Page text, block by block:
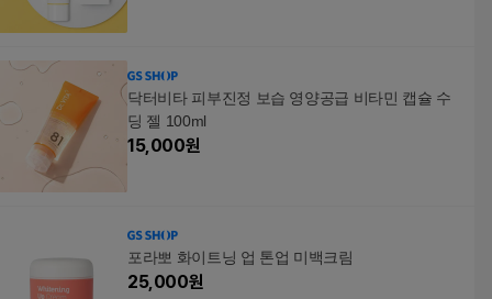
닥터비타 피부진정 보습 영양공급 비타민 캡슐 수
딩 젤 100ml
15,000원
포라뽀 화이트닝 업 톤업 미백크림
25,000원